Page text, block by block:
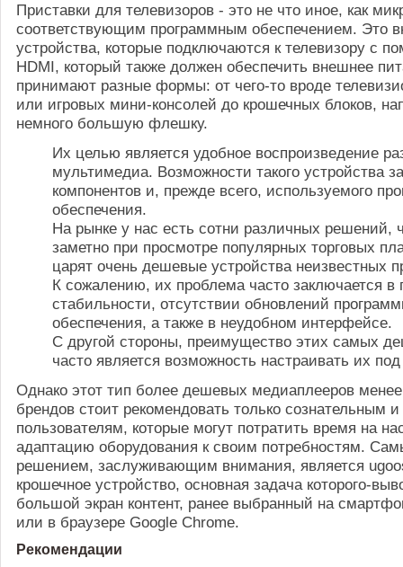
Приставки для телевизоров - это не что иное, как
соответствующим программным обеспечением. Это
устройства, которые подключаются к телевизору с
HDMI, который также должен обеспечить внешнее
принимают разные формы: от чего-то вроде
или игровых мини-консолей до крошечных блоков,
немного большую флешку.
Их целью является удобное воспроизведение
мультимедиа. Возможности такого устройства
компонентов и, прежде всего, используемого
обеспечения.
На рынке у нас есть сотни различных решений,
заметно при просмотре популярных торговых
царят очень дешевые устройства неизвестных
К сожалению, их проблема часто заключается в
стабильности, отсутствии обновлений
обеспечения, а также в неудобном интерфейсе.
С другой стороны, преимущество этих самых
часто является возможность настраивать их
Однако этот тип более дешевых медиаплееров
брендов стоит рекомендовать только сознательным
пользователям, которые могут потратить время на
адаптацию оборудования к своим потребностям.
решением, заслуживающим внимания, является
крошечное устройство, основная задача которого-
большой экран контент, ранее выбранный на
или в браузере Google Chrome.
Рекомендации